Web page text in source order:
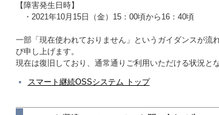
【障害発生日時】
・2021年10月15日（金）15：00頃から16：40頃
一部「現在使われておりません」というガイダンスが
び申し上げます。
現在は復旧しており、通常通りご利用いただける状況と
スマート継続OSSシステム トップ